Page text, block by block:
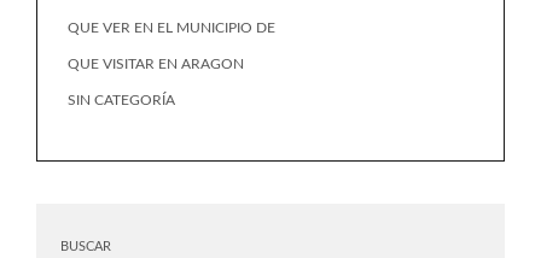
QUE VER EN EL MUNICIPIO DE
QUE VISITAR EN ARAGON
SIN CATEGORÍA
BUSCAR